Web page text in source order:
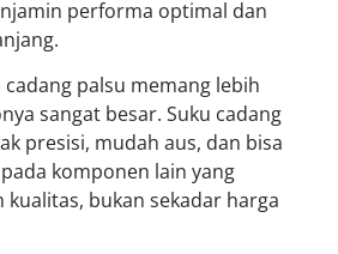
performa optimal dan
palsu memang lebih
sangat besar. Suku cadang
presisi, mudah aus, dan bisa
komponen lain yang
kualitas, bukan sekadar harga